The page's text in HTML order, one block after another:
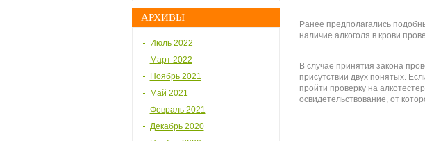
АРХИВЫ
Июль 2022
Март 2022
Ноябрь 2021
Май 2021
Февраль 2021
Декабрь 2020
Ранее предполагались
наличие алкоголя в крови
В случае принятия закона
присутствии двух понятых.
пройти проверку на
освидетельствование, от